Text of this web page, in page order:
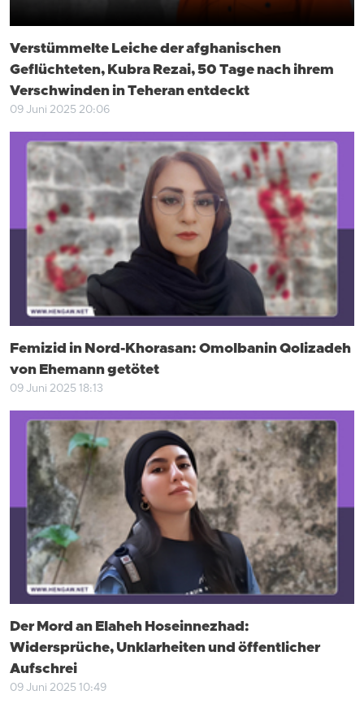
Verstümmelte Leiche der afghanischen
Geflüchteten, Kubra Rezai, 50 Tage nach ihrem
Verschwinden in Teheran entdeckt
09 Juni 2025 20:06
Femizid in Nord-Khorasan: Omolbanin Qolizadeh
von Ehemann getötet
09 Juni 2025 18:13
Der Mord an Elaheh Hoseinnezhad:
Widersprüche, Unklarheiten und öffentlicher
Aufschrei
09 Juni 2025 10:49